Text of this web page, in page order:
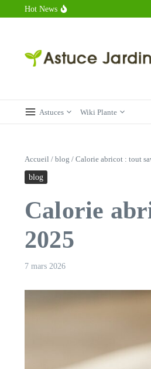
Aller au contenu
Hot News
Combien de calories dans
Astuces Wiki Plante
Accueil / blog / Calorie abricot : tout
blog
Calorie
2025
7 mars 2026